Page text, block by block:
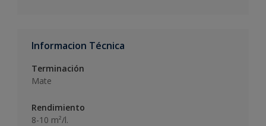
Informacion Técnica
Terminación
Mate
Rendimiento
8-10 m²/l.